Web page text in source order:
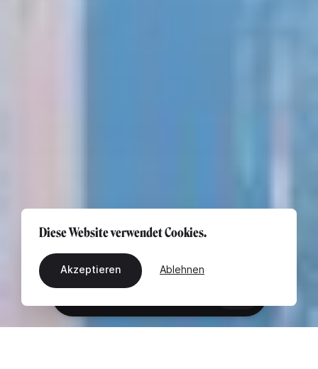
Diese Website verwendet Cookies.
Akzeptieren Ablehnen